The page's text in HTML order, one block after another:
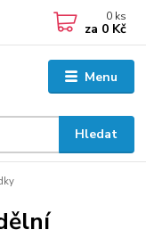
Menu
Hledat
0 ks
za 0 Kč